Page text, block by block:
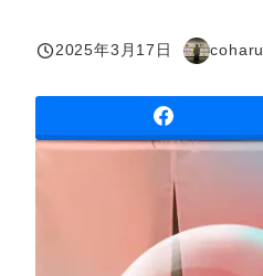
投稿日
2025年3月17日
著
coharu